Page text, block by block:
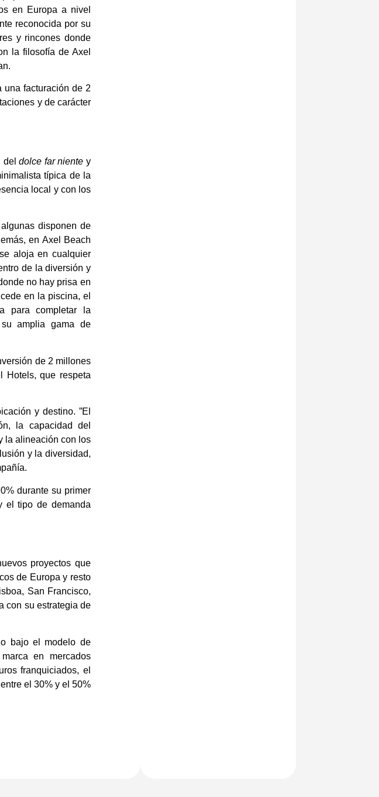
en Europa a nivel
reconocida por su
y rincones donde
la filosofía de Axel
una facturación de 2
y de carácter
deldolce far niente y
típica de la
local y con los
disponen de
en Axel Beach
aloja en cualquier
de la diversión y
no hay prisa en
en la piscina, el
para completar la
amplia gama de
de 2 millones
Hotels, que respeta
y destino. ”El
la capacidad del
la alineación con los
y la diversidad,
durante su primer
el tipo de demanda
proyectos que
de Europa y resto
San Francisco,
con su estrategia de
bajo el modelo de
en mercados
franquiciados, el
el 30% y el 50%